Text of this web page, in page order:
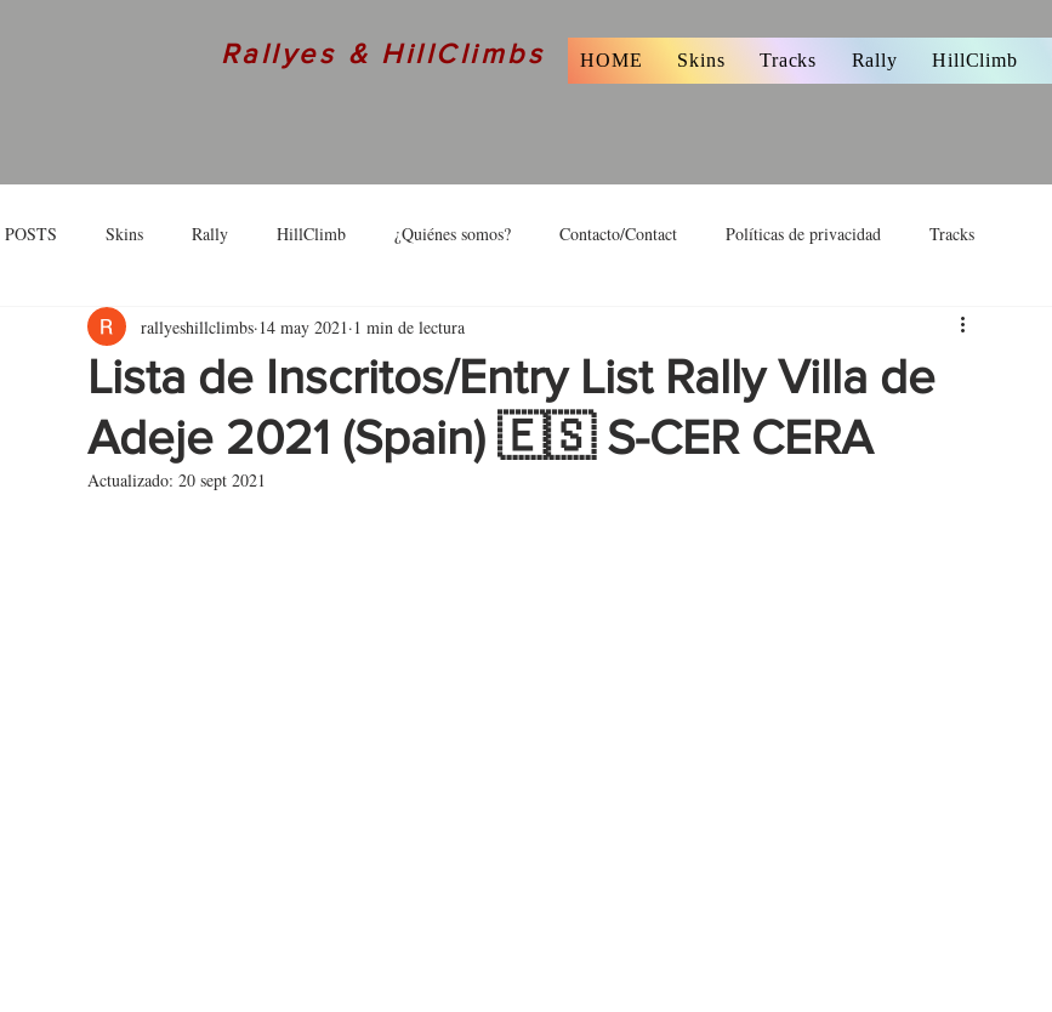
Rallyes & HillClimbs HOME Skins Tracks Rally HillClimb
Skins Rally HillClimb ¿Quiénes somos? Contacto/Contact Políticas de privacidad Tracks
Interview
Lista de Inscritos/Entry List Rally Villa de
Adeje 2021 (Spain) 🇪🇸 S-CER CERA
rallyeshillclimbs 14 may 2021 1 min de lectura
Actualizado: 20 sept 2021